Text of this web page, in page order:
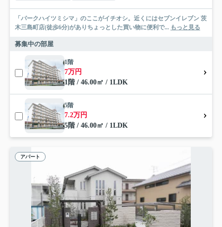
「パークハイツミシマ」のここがイチオシ。近くにはセブンイレブン 茨
木三島町店(徒歩6分)がありちょっとした買い物に便利で... もっと見る
募集中の部屋
1階
7万円
1階 / 46.00㎡ / 1LDK
5階
7.2万円
5階 / 46.00㎡ / 1LDK
アパート